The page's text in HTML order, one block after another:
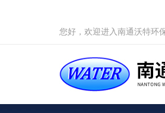
您好，欢迎进入南通沃特环